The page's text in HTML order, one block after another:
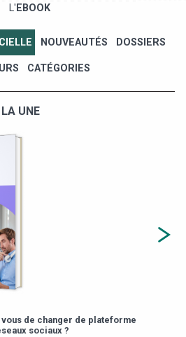
L' EBOOK
NOUVEAUTÉS DOSSIERS
CATÉGORIES
UNE
de changer de plateforme
sociaux ?